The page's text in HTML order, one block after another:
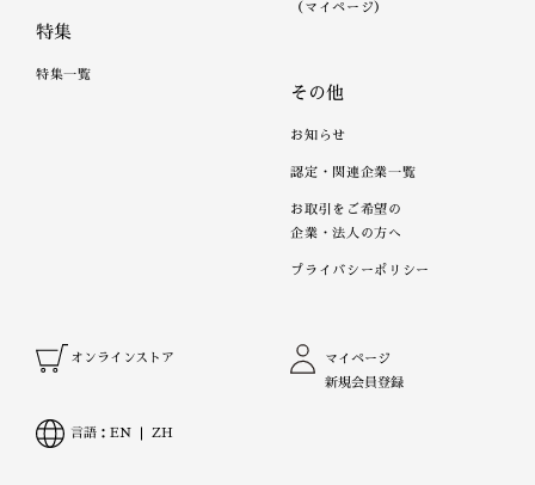
特集
特集一覧
（マイページ）
その他
お知らせ
認定・関連企業一覧
お取引をご希望の
企業・法人の方へ
プライバシーポリシー
オンラインストア
マイページ
新規会員登録
言語： EN ZH